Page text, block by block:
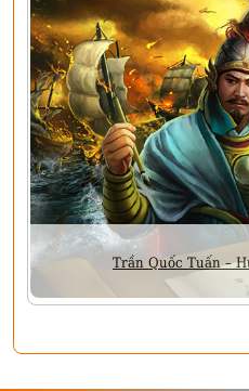
Trần Quốc Tuấn –